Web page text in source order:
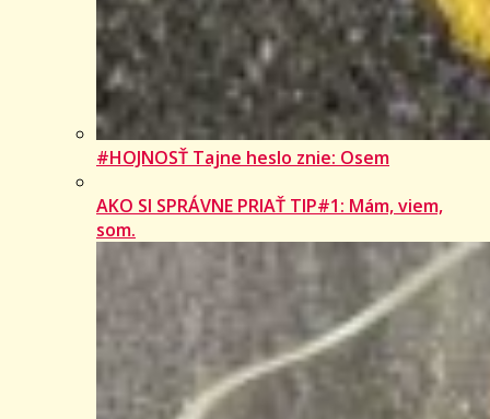
#HOJNOSŤ Tajne heslo znie: Osem
AKO SI SPRÁVNE PRIAŤ TIP#1: Mám, viem,
som.